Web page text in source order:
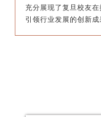
充分展现了复旦校友
引领行业发展的创新成